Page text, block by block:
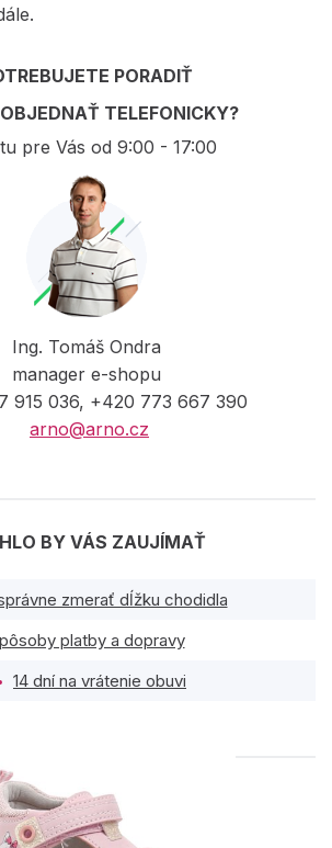
PORADIŤ
TELEFONICKY?
pre Vás od 9:00 - 17:00
Ing. Tomáš Ondra
manager e-shopu
915 036, +420 773 667 390
arno@arno.cz
BY VÁS ZAUJÍMAŤ
zmerať dĺžku chodidla
platby a dopravy
14 dní na vrátenie obuvi
PRODUKTY